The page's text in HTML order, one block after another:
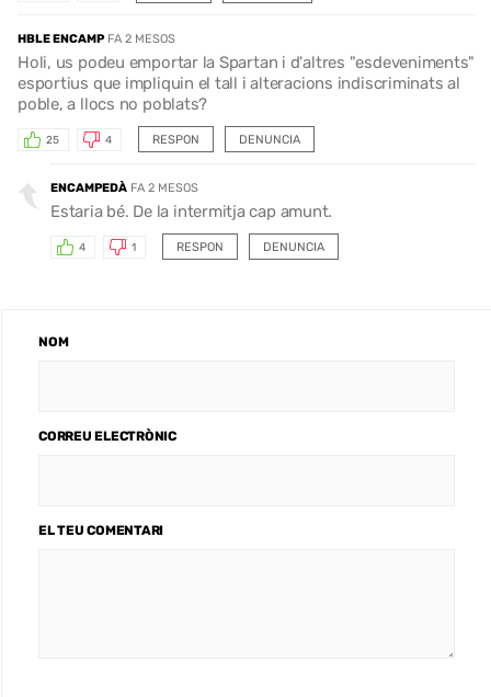
HBLE ENCAMP FA 2 MESOS
Holi, us podeu emportar la Spartan i d'altres "esdeveniments"
esportius que impliquin el tall i alteracions indiscriminats al
poble, a llocs no poblats?
RESPON
25 4 DENUNCIA
ENCAMPEDÀ FA 2 MESOS
Estaria bé. De la intermitja cap amunt.
RESPON
4 1 DENUNCIA
NOM
CORREU ELECTRÒNIC
EL TEU COMENTARI